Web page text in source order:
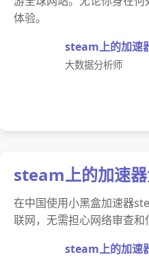
体验。
steam上的加速
大数据分析师
steam上的加速
在中国使用小黑盒加速器
联网，无需担心网络审查和
steam上的加速